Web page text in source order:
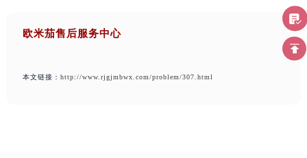
欧米茄售后服务中心
本文链接： http://www.rjgjmbwx.com/problem/307.html